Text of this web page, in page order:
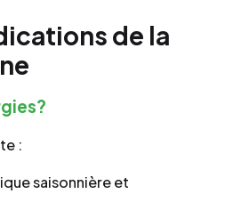
de la
:
saisonnière et